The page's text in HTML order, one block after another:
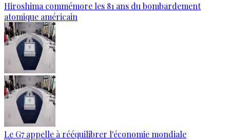
Hiroshima commémore les 81 ans du bombardement
atomique américain
Le G7 appelle à rééquilibrer l'économie mondiale